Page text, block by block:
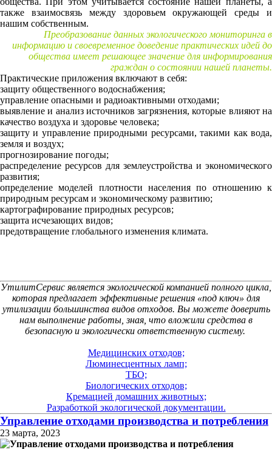
также взаимосвязь между здоровьем окружающей среды и
нашим собственным.
Преобразование данных экологического мониторинга в
информацию и своевременное доведение практических идей до
общества имеет решающее значение для информирования
граждан о состоянии нашей планеты.
Практические приложения включают в себя:
защиту общественного водоснабжения;
управление опасными и радиоактивными отходами;
выявление и анализ источников загрязнения, которые влияют на
качество воздуха и здоровье человека;
защиту и управление природными ресурсами, такими как вода,
земля и воздух;
прогнозирование погоды;
распределение ресурсов для землеустройства и экономического
развития;
определение моделей плотности населения по отношению к
природным ресурсам и экономическому развитию;
картографирование природных ресурсов;
защита исчезающих видов;
предотвращение глобального изменения климата.
УтилитСервис является экологической компанией полного цикла,
которая предлагает эффективные решения «под ключ» для
утилизации большинства видов отходов. Вы можете доверить
нам выполнение работы, зная, что вложили средства в
безопасную и экологически ответственную систему.
Медицинских отходов;
Люминесцентных ламп;
ТБО;
Биологических отходов;
Кремацией домашних животных;
Разработкой экологической документации.
Управление отходами производства и потребления
23 марта, 2023